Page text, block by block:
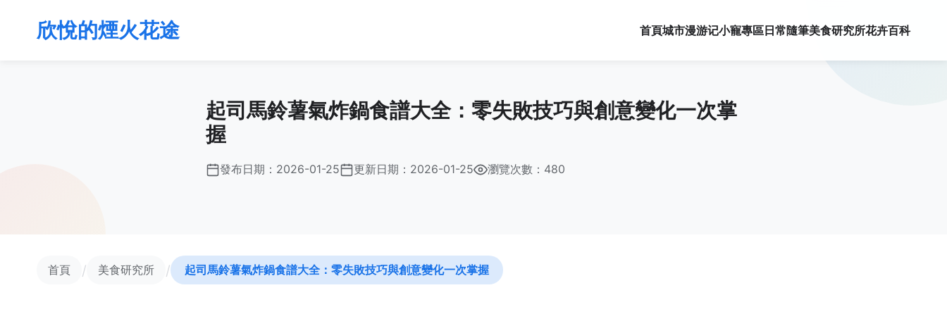
欣悅的煙火花途 首頁城市漫游记小寵專區日常隨筆美食研究所花卉百科
起司馬鈴薯氣炸鍋食譜大全：零失敗技巧與創意變化一次掌
握
發布日期： 2026-01-25 更新日期： 2026-01-25 瀏覽次數：480
首頁 / 美食研究所 / 起司馬鈴薯氣炸鍋食譜大全：零失敗技巧與創意變化一次掌握